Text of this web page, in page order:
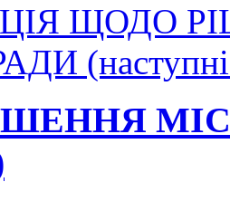
ЩОДО
(наступні